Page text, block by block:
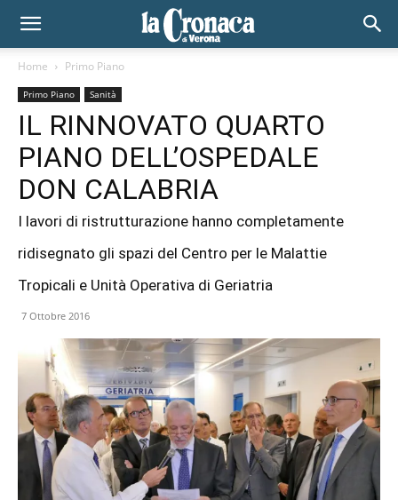
Home Primo Piano
Primo Piano Sanità
IL RINNOVATO QUARTO
PIANO DELL’OSPEDALE
DON CALABRIA
I lavori di ristrutturazione hanno completamente
ridisegnato gli spazi del Centro per le Malattie
Tropicali e Unità Operativa di Geriatria
7 Ottobre 2016